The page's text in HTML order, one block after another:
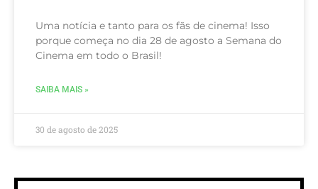
Uma notícia e tanto para os fãs de cinema! Isso
porque começa no dia 28 de agosto a Semana do
Cinema em todo o Brasil!
SAIBA MAIS »
30 de agosto de 2025